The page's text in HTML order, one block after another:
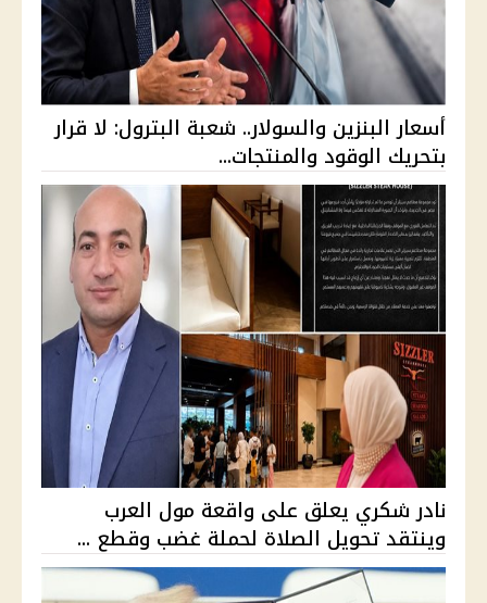
أسعار البنزين والسولار.. شعبة البترول: لا قرار
بتحريك الوقود والمنتجات...
نادر شكري يعلق على واقعة مول العرب
وينتقد تحويل الصلاة لحملة غضب وقطع ...